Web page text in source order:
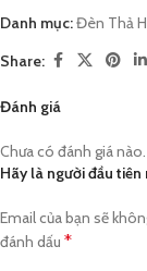
Danh mục:Đèn Thả
Share:
Đánh giá
Chưa có đánh giá nào.
Hãy là người đầu
Email của bạn sẽ
đánh dấu *